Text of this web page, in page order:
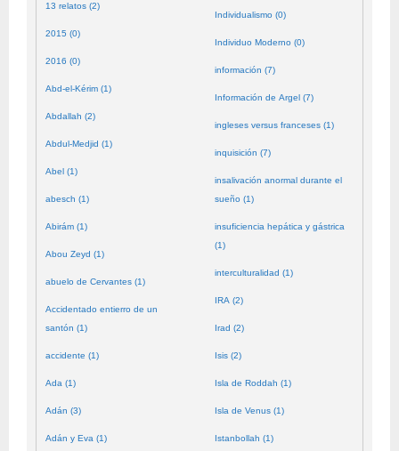
13 relatos (2)
2015 (0)
2016 (0)
Abd-el-Kérim (1)
Abdallah (2)
Abdul-Medjid (1)
Abel (1)
abesch (1)
Abirám (1)
Abou Zeyd (1)
abuelo de Cervantes (1)
Accidentado entierro de un
santón (1)
accidente (1)
Ada (1)
Adán (3)
Adán y Eva (1)
Individualismo (0)
Individuo Moderno (0)
información (7)
Información de Argel (7)
ingleses versus franceses (1)
inquisición (7)
insalivación anormal durante el
sueño (1)
insuficiencia hepática y gástrica
(1)
interculturalidad (1)
IRA (2)
Irad (2)
Isis (2)
Isla de Roddah (1)
Isla de Venus (1)
Istanbollah (1)